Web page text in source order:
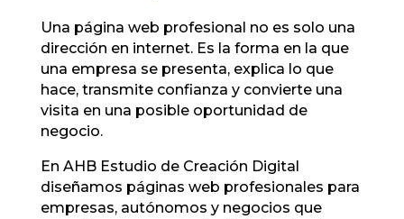
Una página web profesional no es solo una
dirección en internet. Es la forma en la que
una empresa se presenta, explica lo que
hace, transmite confianza y convierte una
visita en una posible oportunidad de
negocio.
En AHB Estudio de Creación Digital
diseñamos páginas web profesionales para
empresas, autónomos y negocios que